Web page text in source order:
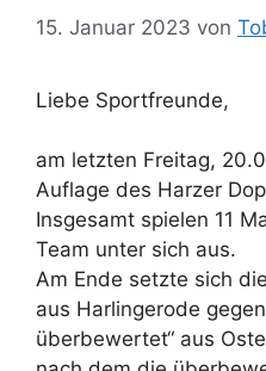
15. Januar 2023 von
Liebe Sportfreunde,
am letzten Freitag,
Auflage des Harzer
Insgesamt spielen 11
Team unter sich aus.
Am Ende setzte sich
aus Harlingerode
überbewertet“ aus